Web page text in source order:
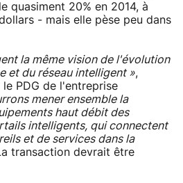
quasiment 20% en 2014, à
- mais elle pèse peu dans
la même vision de l'évolution
et du réseau intelligent »,
PDG de l'entreprise
mener ensemble la
haut débit des
intelligents, qui connectent
et de services dans la
transaction devrait être